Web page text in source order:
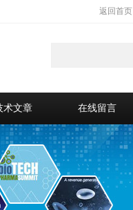
返回首页
术文章 在线留言